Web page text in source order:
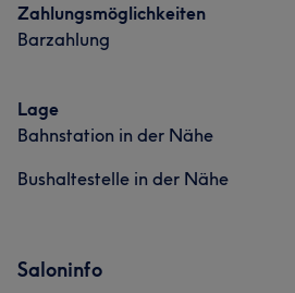
Was unsere Kunden über M2 sagen
Kompetent
Zahlungsmöglichkeiten
Barzahlung
Lage
Bahnstation in der Nähe
Bushaltestelle in der Nähe
Saloninfo